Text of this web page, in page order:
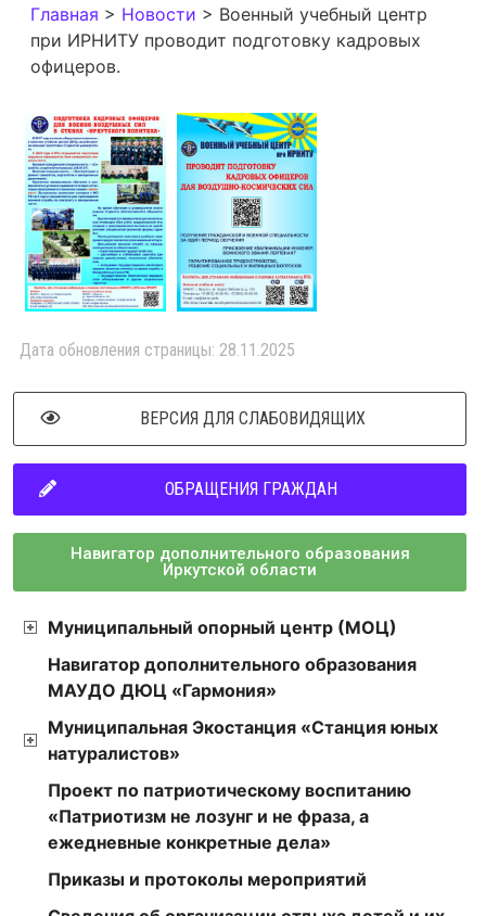
Главная > Новости > Военный учебный центр
при ИРНИТУ проводит подготовку кадровых
офицеров.
Дата обновления страницы: 28.11.2025
ВЕРСИЯ ДЛЯ СЛАБОВИДЯЩИХ
ОБРАЩЕНИЯ ГРАЖДАН
Навигатор дополнительного образования
Иркутской области
Муниципальный опорный центр (МОЦ)
Навигатор дополнительного образования
МАУДО ДЮЦ «Гармония»
Муниципальная Экостанция «Станция юных
натуралистов»
Проект по патриотическому воспитанию
«Патриотизм не лозунг и не фраза, а
ежедневные конкретные дела»
Приказы и протоколы мероприятий